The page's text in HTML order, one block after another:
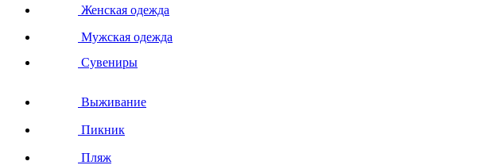
Женская одежда
Мужская одежда
Сувениры
Выживание
Пикник
Пляж